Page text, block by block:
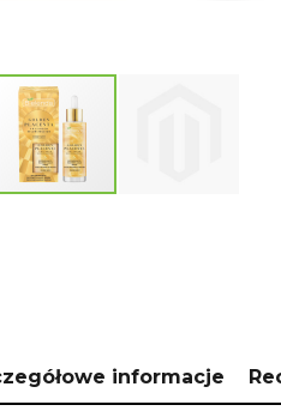
informacje